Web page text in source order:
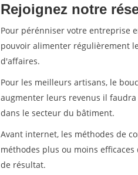
Rejoignez notre
Pour pérénniser votre entreprise
pouvoir alimenter régulièrement
d'affaires.
Pour les meilleurs artisans, le
augmenter leurs revenus il
dans le secteur du bâtiment.
Avant internet, les méthodes de
méthodes plus ou moins
de résultat.